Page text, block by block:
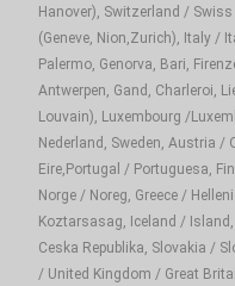
Hanover), Switzerland /
(Geneve, Nion,Zurich), Italy /
Palermo, Genorva, Bari,
Antwerpen, Gand, Charleroi,
Louvain), Luxembourg /
Nederland, Sweden, Austria /
Eire,Portugal / Portuguesa,
Norge / Noreg, Greece /
Koztarsasag, Iceland /
Ceska Republika, Slovakia /
/ United Kingdom / Great